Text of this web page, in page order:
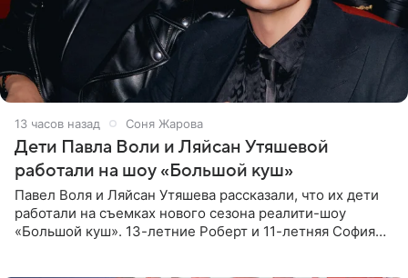
13 часов назад Соня Жарова
Дети Павла Воли и Ляйсан Утяшевой
работали на шоу «Большой куш»
Павел Воля и Ляйсан Утяшева рассказали, что их дети
работали на съемках нового сезона реалити-шоу
«Большой куш». 13-летние Роберт и 11-летняя София